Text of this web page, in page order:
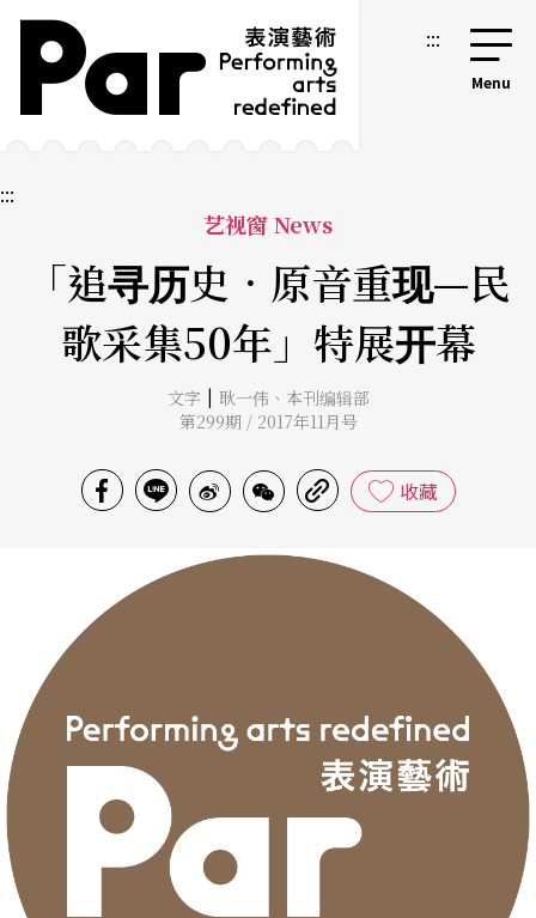
跳到主要内容区块
网站导览 :::
:::
艺视窗 News
「追寻历史．原音重现—民
歌采集50年」特展开幕
文字 | 耿一伟 、 本刊编辑部
第299期 / 2017年11月号
收藏